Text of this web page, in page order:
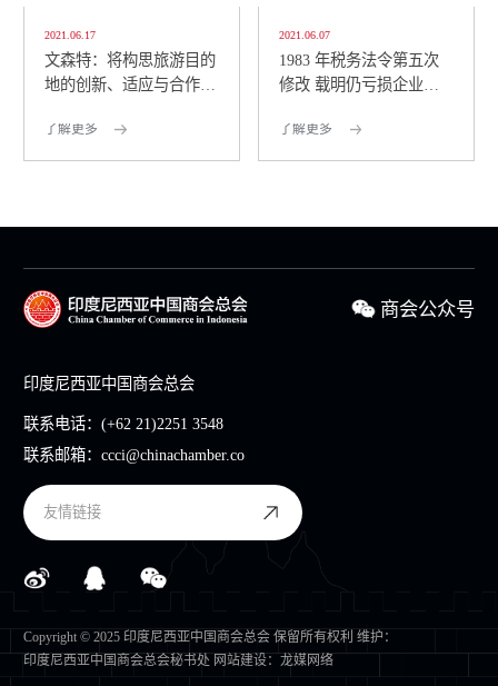
2021.06.17
文森特：将构思旅游目的
地的创新、适应与合作策
了解更多
2021.06.07
1983 年税务法令第五次
修改 载明仍亏损企业可
了解更多
商会公众号
印度尼西亚中国商会总会
联系电话： (+62 21)2251 3548
联系邮箱： ccci@chinachamber.co
友情链接
Copyright © 2025 印度尼西亚中国商会总会 保留所有权利 维护：
印度尼西亚中国商会总会秘书处 网站建设： 龙媒网络